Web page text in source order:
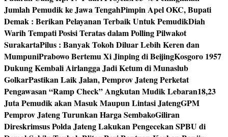
Jumlah Pemudik ke Jawa TengahPimpin Apel OKC, Bupati
Demak : Berikan Pelayanan Terbaik Untuk PemudikDiah
Warih Tempati Posisi Teratas dalam Polling Pilwakot
SurakartaPilus : Banyak Tokoh Diluar Lebih Keren dan
MumpuniPrabowo Bertemu Xi Jinping di BeijingKosgoro 1957
Dukung Kembali Airlangga Jadi Ketum di Munaslub
GolkarPastikan Laik Jalan, Pemprov Jateng Perketat
Pengawasan “Ramp Check” Angkutan Mudik Lebaran18,23
Juta Pemudik akan Masuk Maupun Lintasi JatengGPM
Pemprov Jateng Turunkan Harga SembakoGiliran
Direskrimsus Polda Jateng Lakukan Pengecekan SPBU di